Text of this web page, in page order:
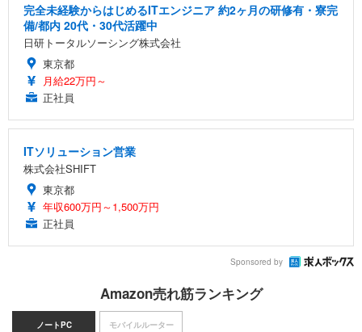
完全未経験からはじめるITエンジニア 約2ヶ月の研修有・寮完
備/都内 20代・30代活躍中
日研トータルソーシング株式会社
東京都
月給22万円～
正社員
ITソリューション営業
株式会社SHIFT
東京都
年収600万円～1,500万円
正社員
Sponsored by
Amazon売れ筋ランキング
ノートPC モバイルルーター